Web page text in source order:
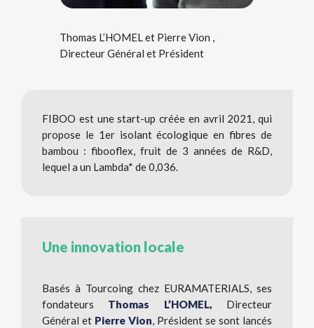
Thomas L’HOMEL et Pierre Vion ,
Directeur Général et Président
FIBOO est une start-up créée en avril 2021, qui
propose le 1er isolant écologique en fibres de
bambou : fibooflex, fruit de 3 années de R&D,
lequel a un Lambda* de 0,036.
Une innovation locale
Basés à Tourcoing chez EURAMATERIALS, ses
fondateurs Thomas L’HOMEL, Directeur
Général et Pierre Vion, Président se sont lancés